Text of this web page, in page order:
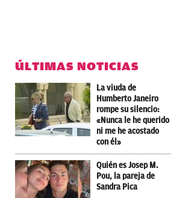
ÚLTIMAS NOTICIAS
La viuda de
Humberto Janeiro
rompe su silencio:
«Nunca le he querido
ni me he acostado
con él»
Quién es Josep M.
Pou, la pareja de
Sandra Pica